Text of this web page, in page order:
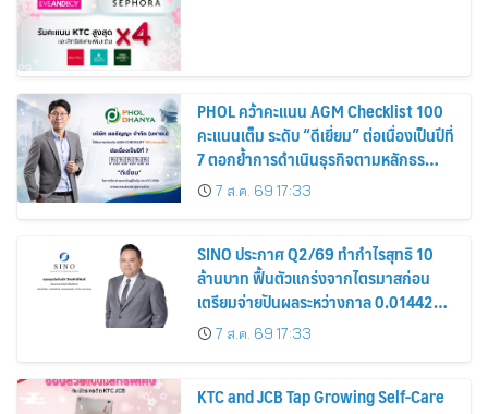
PHOL คว้าคะแนน AGM Checklist 100
คะแนนเต็ม ระดับ “ดีเยี่ยม” ต่อเนื่องเป็นปีที่
7 ตอกย้ำการดำเนินธุรกิจตามหลักธร
รมาภิบาล โปร่งใส สร้างความเชื่อมั่นผู้ถือ
หุ้น
7 ส.ค. 69 17:33
SINO ประกาศ Q2/69 ทำกำไรสุทธิ 10
ล้านบาท ฟื้นตัวแกร่งจากไตรมาสก่อน
เตรียมจ่ายปันผลระหว่างกาล 0.014423
บาทต่อหุ้น ครึ่งปีหลังมุ่งเติบโตต่อเนื่อง
7 ส.ค. 69 17:33
KTC and JCB Tap Growing Self-Care